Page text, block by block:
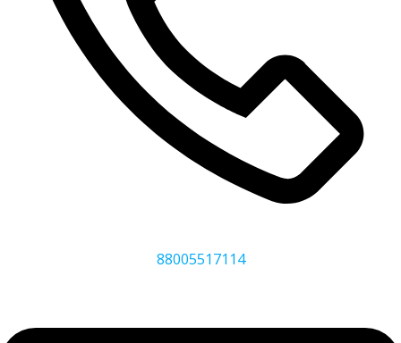
88005517114